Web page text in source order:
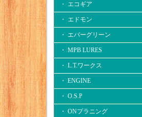
・ エコギア
・ エドモン
・ エバーグリーン
・ MPB LURES
・ L.T.ワークス
・ ENGINE
・ O.S.P
・ ONプラニング